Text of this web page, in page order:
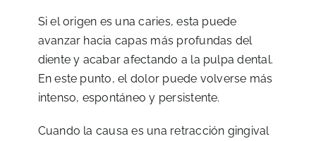
Si el origen es una caries, esta puede
avanzar hacia capas más profundas del
diente y acabar afectando a la pulpa dental.
En este punto, el dolor puede volverse más
intenso, espontáneo y persistente.
Cuando la causa es una retracción gingival